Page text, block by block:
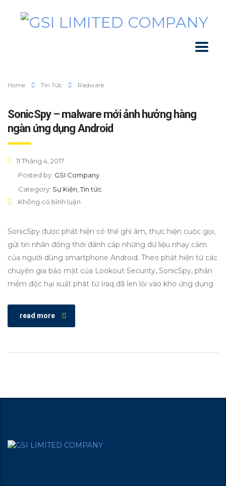
Home Tin Tức Radware
SonicSpy – malware mới ảnh hưởng hàng
ngàn ứng dụng Android
11 Tháng 4, 2017
Posted by: GSI Company
Category: Sự Kiện, Tin tức
Không có bình luận
SonicSpy được phát hiện có thể ghi âm, thực hiện cuộc gọi,
gửi tin nhắn đồng thời đánh cắp những dữ liệu nhạy cảm
của người dùng smartphone Android. Theo phát hiện từ các
chuyên gia bảo mật của Lookout Security, SonicSpy, phần
mềm độc hại xuất phát từ Iraq đã len lỏi vào kho ứng dụng
read more